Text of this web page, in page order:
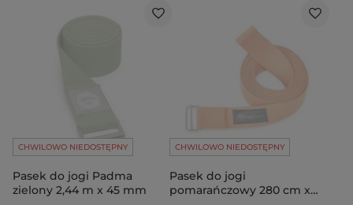
CHWILOWO NIEDOSTĘPNY
Pasek do jogi Padma
zielony 2,44 m x 45 mm
CHWILOWO NIEDOSTĘPNY
Pasek do jogi
pomarańczowy 280 cm x